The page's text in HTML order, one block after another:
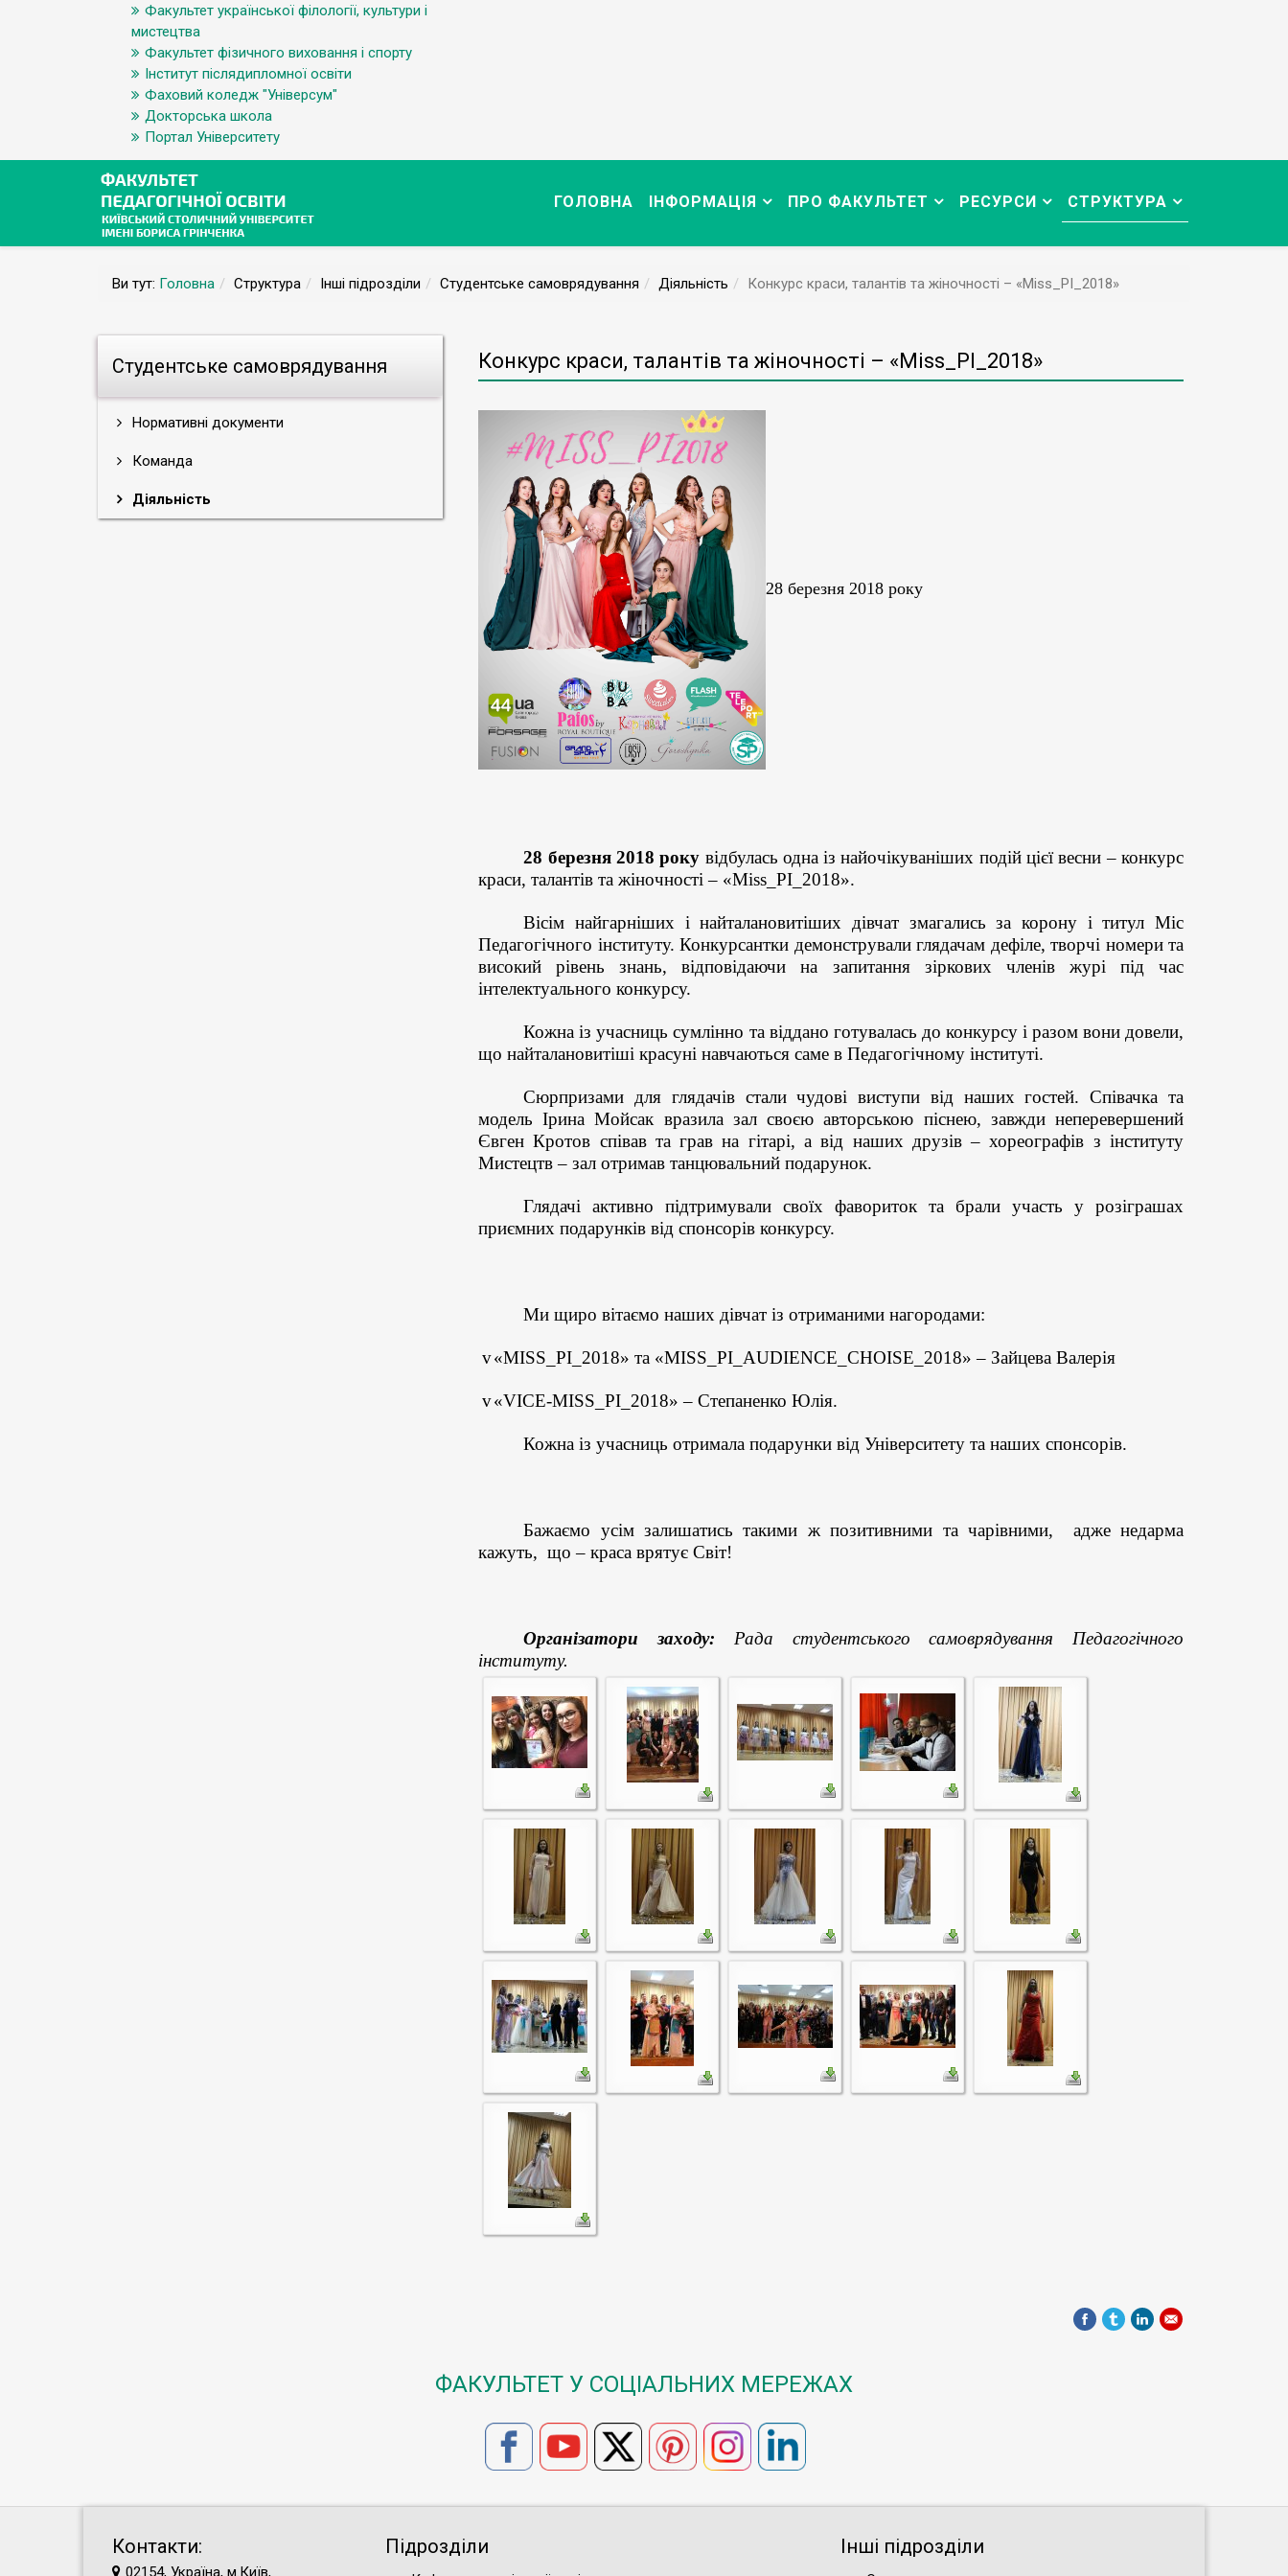
Факультет української філології, культури і
мистецтва
Факультет фізичного виховання і спорту
Інститут післядипломної освіти
Фаховий коледж "Універсум"
Докторська школа
Портал Університету
ГОЛОВНА ІНФОРМАЦІЯ ПРО ФАКУЛЬТЕТ РЕСУРСИ СТРУКТУРА
Ви тут: Головна Структура Інші підрозділи Студентське самоврядування Діяльність Конкурс краси, талантів та жіночності – «Miss_PI_2018»
Студентське самоврядування
Нормативні документи
Команда
Діяльність
Конкурс краси, талантів та жіночності – «Miss_PI_2018»
28 березня 2018 року
28 березня 2018 року відбулась одна із найочікуваніших подій цієї весни–конкурс
краси, талантів та жіночності– «Miss_PI 2018».
Вісім найгарніших і найталановитіших дівчат змагались за корону і титул Міс
Педагогічного інституту. Конкурсантки демонстрували глядачам дефіле, творчі номери та
високий рівень знань, відповідаючи на запитання зіркових членів журі під час
інтелектуального конкурсу.
Кожна із учасниць сумлінно та віддано готувалась до конкурсу і разом вони довели,
що найталановитіші красуні навчаються саме в Педагогічному інституті.
Сюрпризами для глядачів стали чудові виступи від наших гостей. Співачка та
модель Ірина Мойсак вразила зал своєю авторською піснею, завжди неперевершений
Євген Кротов співав та грав на гітарі, а від наших друзів – хореографів з інституту
Мистецтв – зал отримав танцювальний подарунок.
Глядачі активно підтримували своїх фавориток та брали участь у розіграшах
приємних подарунків від спонсорів конкурсу.
Ми щиро вітаємо наших дівчат із отриманими нагородами:
v«MISS_PI 2018» та «MISS_PI_AUDIENCE_CHOISE_2018» – Зайцева Валерія
v«VICE-MISS_PI_2018» – Степаненко Юлія.
Кожна із учасниць отримала подарунки від Університету та наших спонсорів.
Бажаємо усім залишатись такими ж позитивними та чарівними, адже недарма
кажуть, що – краса врятує Світ!
Організатори заходу:
Рада студентського самоврядування Педагогічного
інституту.
ФАКУЛЬТЕТ У СОЦІАЛЬНИХ МЕРЕЖАХ
Контакти:
02154, Україна, м.Київ,
Підрозділи Інші підрозділи